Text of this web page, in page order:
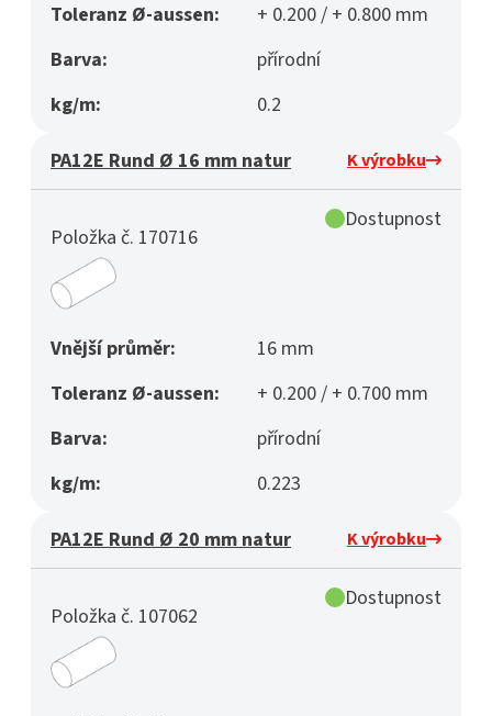
Toleranz Ø-aussen:
+ 0.200 / + 0.800 mm
Barva:
přírodní
kg/m:
0.2
PA12E Rund Ø 16 mm natur K výrobku
Položka č. 170716
Dostupnost
Vnější průměr:
16 mm
Toleranz Ø-aussen:
+ 0.200 / + 0.700 mm
Barva:
přírodní
kg/m:
0.223
PA12E Rund Ø 20 mm natur K výrobku
Položka č. 107062
Dostupnost